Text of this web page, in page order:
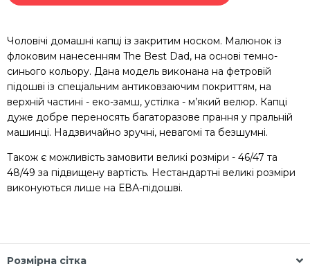
Чоловічі домашні капці із закритим носком. Малюнок із
флоковим нанесенням The Best Dad, на основі темно-
синього кольору. Дана модель виконана на фетровій
підошві із спеціальним антиковзаючим покриттям, на
верхній частині - еко-замш, устілка - м’який велюр. Капці
дуже добре переносять багаторазове прання у пральній
машинці. Надзвичайно зручні, невагомі та безшумні.
Також є можливість замовити великі розміри - 46/47 та
48/49 за підвищену вартість. Нестандартні великі розміри
виконуються лише на ЕВА-підошві.
Розмірна сітка